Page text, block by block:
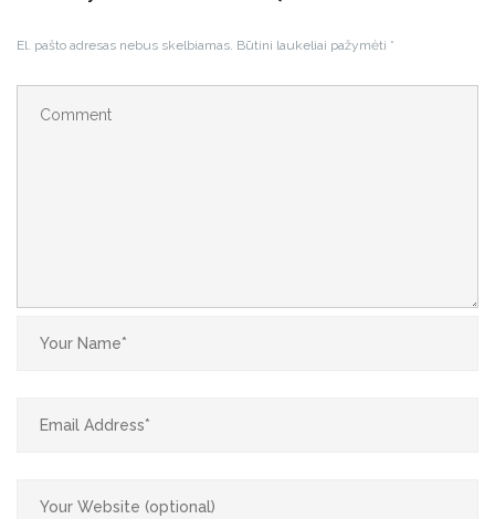
El. pašto adresas nebus skelbiamas. Būtini laukeliai pažymėti *